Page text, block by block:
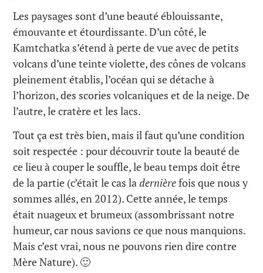
Les paysages sont d’une beauté éblouissante,
émouvante et étourdissante. D’un côté, le
Kamtchatka s’étend à perte de vue avec de petits
volcans d’une teinte violette, des cônes de volcans
pleinement établis, l’océan qui se détache à
l’horizon, des scories volcaniques et de la neige. De
l’autre, le cratère et les lacs.
Tout ça est très bien, mais il faut qu’une condition
soit respectée : pour découvrir toute la beauté de
ce lieu à couper le souffle, le beau temps doit être
de la partie (c’était le cas ladernièrefois que nous y
sommes allés, en 2012). Cette année, le temps
était nuageux et brumeux (assombrissant notre
humeur, car nous savions ce que nous manquions.
Mais c’est vrai, nous ne pouvons rien dire contre
Mère Nature). 🙂